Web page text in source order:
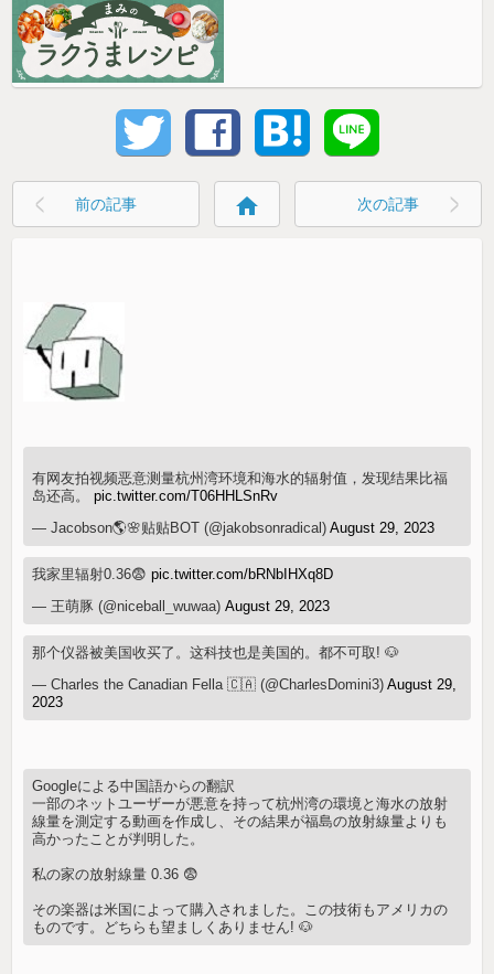
前の記事 home 次の記事
有网友拍视频恶意测量杭州湾环境和海水的辐射值，发现结果比福
岛还高。pic.twitter.com/T06HHLSnRv
— Jacobson🌎🌸贴贴BOT (@jakobsonradical)August 29, 2023
我家里辐射0.36😨pic.twitter.com/bRNbIHXq8D
— 王萌豚 (@niceball_wuwaa)August 29, 2023
那个仪器被美国收买了。这科技也是美国的。都不可取! 🐶
— Charles the Canadian Fella 🇨🇦 (@CharlesDomini3)August 29,
2023
Googleによる中国語からの翻訳
一部のネットユーザーが悪意を持って杭州湾の環境と海水の放射
線量を測定する動画を作成し、その結果が福島の放射線量よりも
高かったことが判明した。
私の家の放射線量 0.36 😨
その楽器は米国によって購入されました。この技術もアメリカの
ものです。どちらも望ましくありません! 🐶